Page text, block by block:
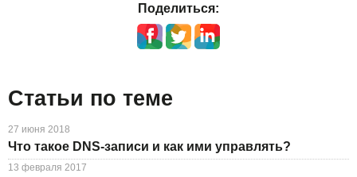
Поделиться:
Статьи по теме
27 июня 2018
Что такое DNS-записи и как ими управлять?
13 февраля 2017